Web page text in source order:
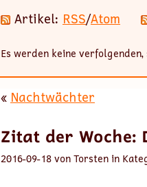
Artikel: RSS/Atom
Es werden keine
« Nachtwächter
Zitat der Woche:
2016-09-18 von Torsten in